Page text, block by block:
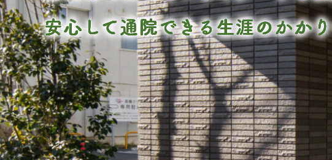
安心して通院できる生涯のかか